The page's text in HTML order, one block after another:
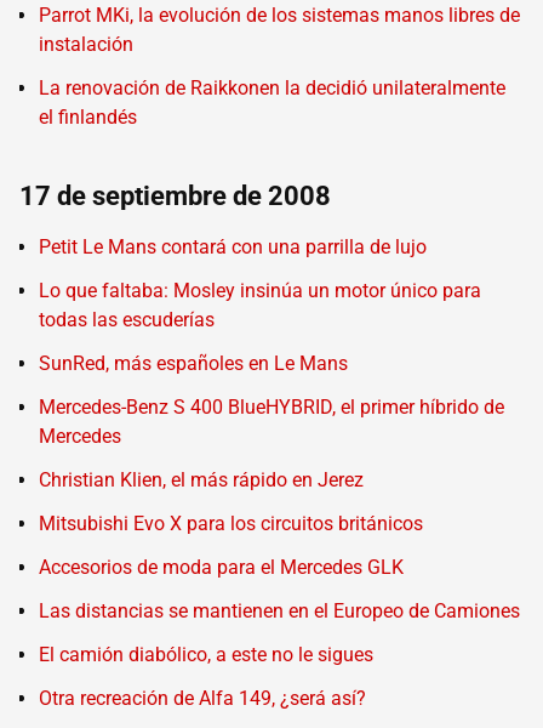
Parrot MKi, la evolución de los sistemas manos libres de
instalación
La renovación de Raikkonen la decidió unilateralmente
el finlandés
17 de septiembre de 2008
Petit Le Mans contará con una parrilla de lujo
Lo que faltaba: Mosley insinúa un motor único para
todas las escuderías
SunRed, más españoles en Le Mans
Mercedes-Benz S 400 BlueHYBRID, el primer híbrido de
Mercedes
Christian Klien, el más rápido en Jerez
Mitsubishi Evo X para los circuitos británicos
Accesorios de moda para el Mercedes GLK
Las distancias se mantienen en el Europeo de Camiones
El camión diabólico, a este no le sigues
Otra recreación de Alfa 149, ¿será así?